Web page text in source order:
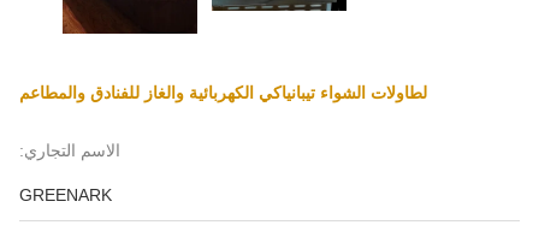
لطاولات الشواء تيبانياكي الكهربائية والغاز للفنادق والمطاعم
الاسم التجاري:
GREENARK